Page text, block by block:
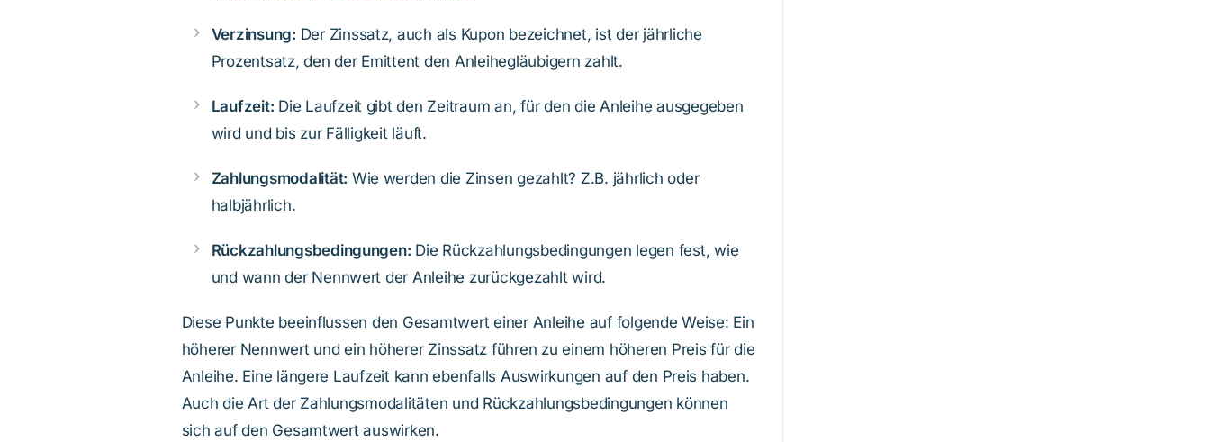
Verzinsung: Der Zinssatz, auch als Kupon bezeichnet, ist der jährliche
Prozentsatz, den der Emittent den Anleihegläubigern zahlt.
Laufzeit: Die Laufzeit gibt den Zeitraum an, für den die Anleihe ausgegeben
wird und bis zur Fälligkeit läuft.
Zahlungsmodalität: Wie werden die Zinsen gezahlt? Z.B. jährlich oder
halbjährlich.
Rückzahlungsbedingungen: Die Rückzahlungsbedingungen legen fest, wie
und wann der Nennwert der Anleihe zurückgezahlt wird.
Diese Punkte beeinflussen den Gesamtwert einer Anleihe auf folgende Weise: Ein
höherer Nennwert und ein höherer Zinssatz führen zu einem höheren Preis für die
Anleihe. Eine längere Laufzeit kann ebenfalls Auswirkungen auf den Preis haben.
Auch die Art der Zahlungsmodalitäten und Rückzahlungsbedingungen können
sich auf den Gesamtwert auswirken.